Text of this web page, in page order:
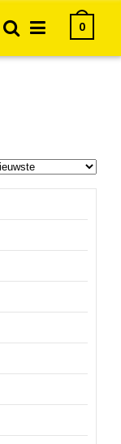
0